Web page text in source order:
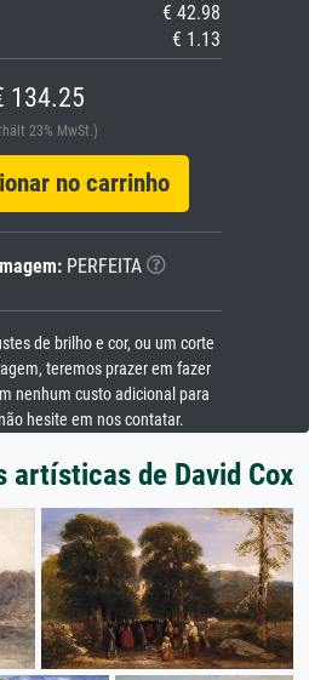
€ 42.98
€ 1.13
134.25
23% MwSt.)
no carrinho
PERFEITA
de brilho e cor, ou um corte
teremos prazer em fazer
nenhum custo adicional para
hesite em nos contatar.
artísticas de David Cox